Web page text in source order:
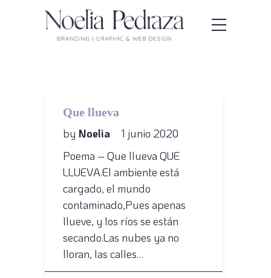
Que llueva
by Noelia
1 junio 2020
Poema – Que llueva QUE
LLUEVA.El ambiente está
cargado, el mundo
contaminado,Pues apenas
llueve, y los ríos se están
secando.Las nubes ya no
lloran, las calles…